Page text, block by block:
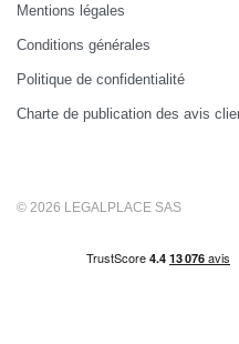
Mentions légales
Conditions générales
Politique de confidentialité
Charte de publication des avis
© 2026 LEGALPLACE SAS